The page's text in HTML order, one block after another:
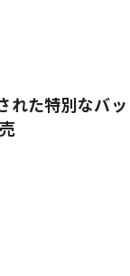
れた特別なバッ